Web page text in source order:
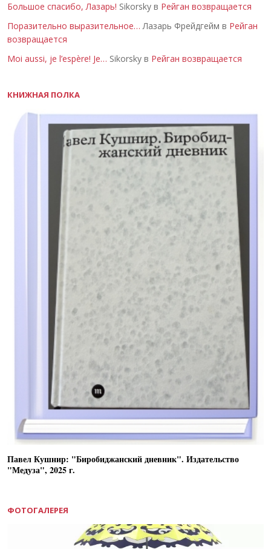
Большое спасибо, Лазарь! Sikorsky в Рейган возвращается
Поразительно выразительное… Лазарь Фрейдгейм в Рейган
возвращается
Moi aussi, je l’espère! Je… Sikorsky в Рейган возвращается
КНИЖНАЯ ПОЛКА
Павел Кушнир: "Биробиджанский дневник". Издательство
"Медуза", 2025 г.
ФОТОГАЛЕРЕЯ